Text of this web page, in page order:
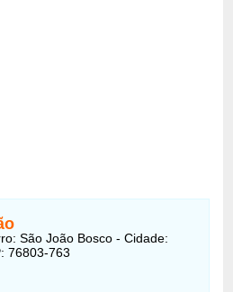
São João Bosco - Cidade:
76803-763